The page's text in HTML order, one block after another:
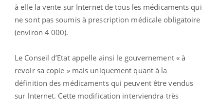
à elle la vente sur Internet de tous les médicaments qui
ne sont pas soumis à prescription médicale obligatoire
(environ 4 000).
Le Conseil d’Etat appelle ainsi le gouvernement « à
revoir sa copie » mais uniquement quant à la
définition des médicaments qui peuvent être vendus
sur Internet. Cette modification interviendra très